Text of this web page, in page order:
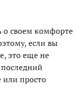
о своем комфорте
если вы
это еще не
просто